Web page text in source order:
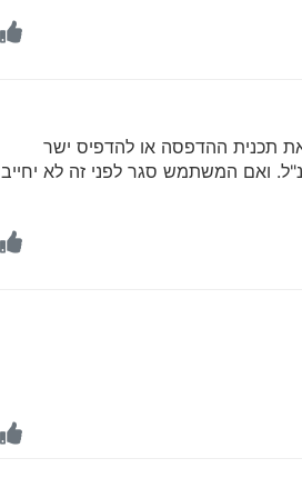
תכנית ההדפסה או להדפיס ישר
ואם המשתמש סגר לפני זה לא יחייב